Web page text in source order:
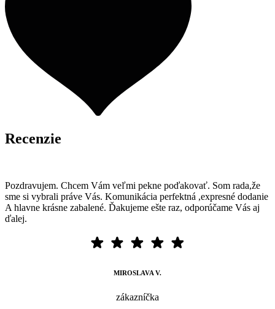
Recenzie
Pozdravujem. Chcem Vám veľmi pekne poďakovať. Som rada,že
sme si vybrali práve Vás. Komunikácia perfektná ,expresné dodanie
A hlavne krásne zabalené. Ďakujeme ešte raz, odporúčame Vás aj
ďalej.
MIROSLAVA V.
zákazníčka